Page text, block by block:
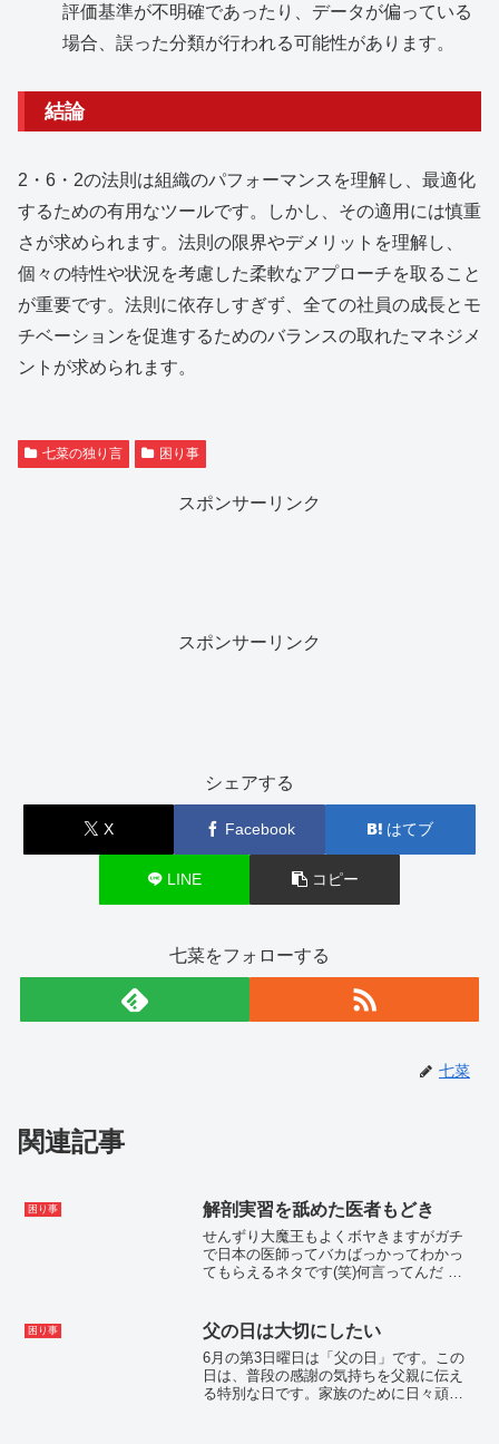
評価基準が不明確であったり、データが偏っている
場合、誤った分類が行われる可能性があります。
結論
2・6・2の法則は組織のパフォーマンスを理解し、最適化
するための有用なツールです。しかし、その適用には慎重
さが求められます。法則の限界やデメリットを理解し、
個々の特性や状況を考慮した柔軟なアプローチを取ること
が重要です。法則に依存しすぎず、全ての社員の成長とモ
チベーションを促進するためのバランスの取れたマネジメ
ントが求められます。
七菜の独り言 困り事
スポンサーリンク
スポンサーリンク
シェアする
X Facebook はてブ
LINE コピー
七菜をフォローする
七菜
関連記事
困り事 解剖実習を舐めた医者もどき
せんずり大魔王もよくボヤきますがガチ
で日本の医師ってバカばっかってわかっ
てもらえるネタです(笑)何言ってんだ こ
通、民間医療〜柔道整復師や鍼灸師・整
体師を名乗る...
困り事 父の日は大切にしたい
6月の第3日曜日は「父の日」です。この
日は、普段の感謝の気持ちを父親に伝え
る特別な日です。家族のために日々頑張